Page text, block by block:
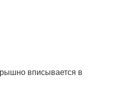
вписывается в